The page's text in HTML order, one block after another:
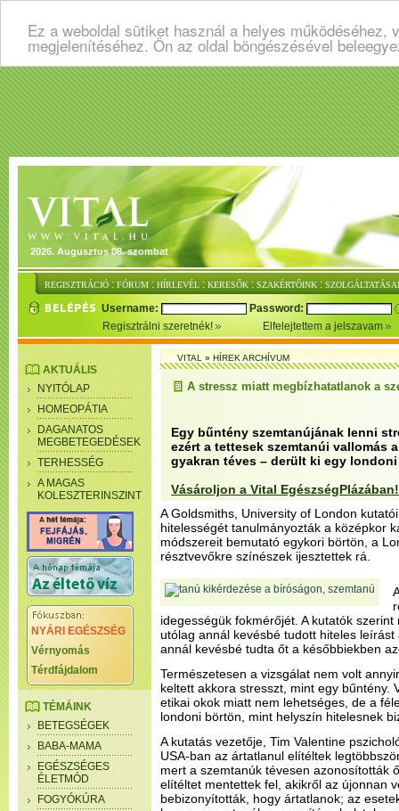
Ez a weboldal sütiket használ a helyes
megjelenítéséhez. Ön az oldal böngészésével
2026. Augusztus 08. szombat
REGISZTRÁCIÓ : FÓRUM : HÍRLEVÉL : KERESŐK : SZAKÉRTŐINK :
Username:
Password:
Regisztrálni szeretnék!
Elfelejtettem a jelszavam
AKTUÁLIS
NYITÓLAP
HOMEOPÁTIA
DAGANATOS
MEGBETEGEDÉSEK
TERHESSÉG
A MAGAS
KOLESZTERINSZINT
NYÁRI EGÉSZSÉG
Vérnyomás
Térdfájdalom
TÉMÁINK
BETEGSÉGEK
BABA-MAMA
EGÉSZSÉGES
ÉLETMÓD
FOGYÓKÚRA
VITAL»HÍREK ARCHÍVUM
A stressz miatt megbízhatatlanok a
Egy bűntény szemtanújának lenni
ezért a tettesek szemtanúi vallomás
gyakran téves – derült ki egy
Vásároljon a Vital EgészségPlázában!
A Goldsmiths, University of London
hitelességét tanulmányozták a középkor
módszereit bemutató egykori börtön, a
résztvevőkre színészek ijesztettek rá.
idegességük fokmérőjét. A kutatók
utólag annál kevésbé tudott hiteles
annál kevésbé tudta őt a későbbiekben
Természetesen a vizsgálat nem volt
keltett akkora stresszt, mint egy bűntény.
etikai okok miatt nem lehetséges, de a
londoni börtön, mint helyszín hitelesnek
A kutatás vezetője, Tim Valentine
USA-ban az ártatlanul elítéltek
mert a szemtanúk tévesen azonosították
elítéltet mentettek fel, akikről az újonnan
bebizonyították, hogy ártatlanok; az